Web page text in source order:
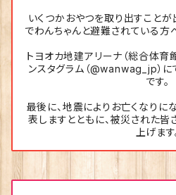
いくつかおやつを取り出すこと
でわんちゃんと避難されている方
トヨオカ地建アリーナ（総合体育
ンスタグラム（@wanwag_jp）
です。
最後に、地震によりお亡くなり
表しますとともに、被災された皆
上げます